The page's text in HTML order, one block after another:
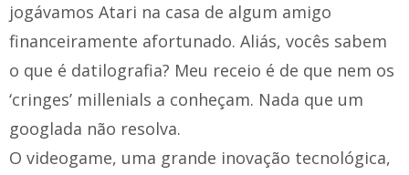
jogávamos Atari na casa de algum amigo
financeiramente afortunado. Aliás, vocês sabem
o que é datilografia? Meu receio é de que nem os
‘cringes’ millenials a conheçam. Nada que um
googlada não resolva.
O videogame, uma grande inovação tecnológica,